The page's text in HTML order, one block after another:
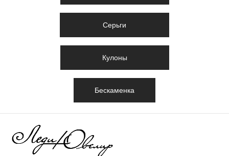
Серьги
Кулоны
Бескаменка